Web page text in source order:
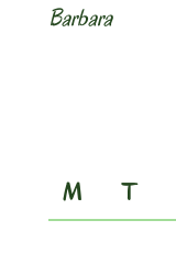
Barbara
M
T